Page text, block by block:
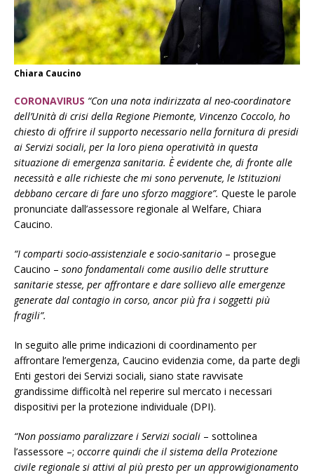
Chiara Caucino
CORONAVIRUS “Con una nota indirizzata al neo-coordinatore
dell’Unità di crisi della Regione Piemonte, Vincenzo Coccolo, ho
chiesto di offrire il supporto necessario nella fornitura di presidi
ai Servizi sociali, per la loro piena operatività in questa
situazione di emergenza sanitaria. È evidente che, di fronte alle
necessità e alle richieste che mi sono pervenute, le Istituzioni
debbano cercare di fare uno sforzo maggiore”. Queste le parole
pronunciate dall’assessore regionale al Welfare, Chiara
Caucino.
“I comparti socio-assistenziale e socio-sanitario – prosegue
Caucino – sono fondamentali come ausilio delle strutture
sanitarie stesse, per affrontare e dare sollievo alle emergenze
generate dal contagio in corso, ancor più fra i soggetti più
fragili”.
In seguito alle prime indicazioni di coordinamento per
affrontare l’emergenza, Caucino evidenzia come, da parte degli
Enti gestori dei Servizi sociali, siano state ravvisate
grandissime difficoltà nel reperire sul mercato i necessari
dispositivi per la protezione individuale (DPI).
“Non possiamo paralizzare i Servizi sociali – sottolinea
l’assessore –; occorre quindi che il sistema della Protezione
civile regionale si attivi al più presto per un approvvigionamento